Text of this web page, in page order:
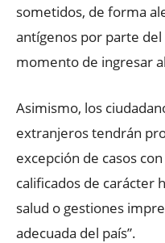
sometidos, de forma
antígenos por parte
momento de ingresar
Asimismo, los
extranjeros tendrán
excepción de casos
calificados de carácter
salud o gestiones
adecuada del país”.